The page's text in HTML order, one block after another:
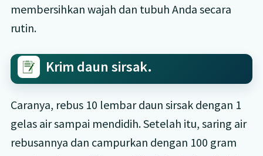
membersihkan wajah dan tubuh Anda secara
rutin.
Krim daun sirsak.
Caranya, rebus 10 lembar daun sirsak dengan 1
gelas air sampai mendidih. Setelah itu, saring air
rebusannya dan campurkan dengan 100 gram